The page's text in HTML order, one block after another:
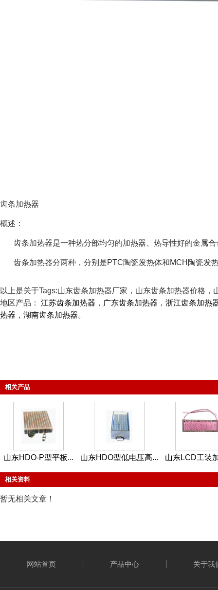
齿条加热器
概述：
齿条加热器是一种热分部均匀的加热器、热导性好的金属合
齿条加热器分两种，分别是PTC陶瓷发热体和MCH陶瓷发热
以上是关于Tags:山东齿条加热器厂家，山东齿条加热器价格
地区产品： 江苏齿条加热器 ， 广东齿条加热器 ， 浙江齿条加热
热器 ， 湖南齿条加热器。
相关产品
山东HDO-P型平板... 山东HDO型低电压高... 山东LCD工装
相关资料
暂无相关文章！
网站首页 产品中心 关于我